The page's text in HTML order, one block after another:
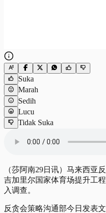
Suka
Marah
Sedih
Lucu
Tidak Suka
（莎阿南29日讯）马来西亚
吉加里尔国家体育场提升工
入调查。
反贪会策略沟通部今日发表